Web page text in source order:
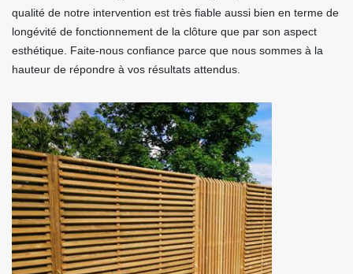
qualité de notre intervention est très fiable aussi bien en terme de
longévité de fonctionnement de la clôture que par son aspect
esthétique. Faite-nous confiance parce que nous sommes à la
hauteur de répondre à vos résultats attendus.